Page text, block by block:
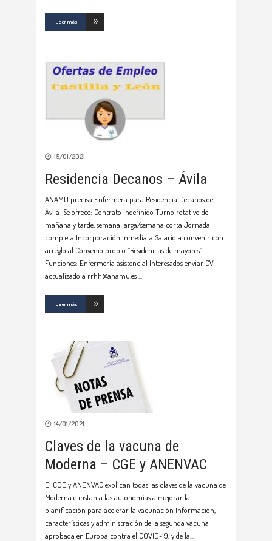
Leer más
15/01/2021
Residencia Decanos – Ávila
ANAMU precisa Enfermera para Residencia Decanos de
Ávila Se ofrece: Contrato indefinido Turno rotativo de
mañana y tarde, semana larga/semana corta Jornada
completa Incorporación Inmediata Salario a convenir con
arreglo al Convenio propio “Residencias de mayores”
Funciones: Enfermería asistencial Interesados enviar CV
actualizado a rrhh@anamu.es
Leer más
14/01/2021
Claves de la vacuna de
Moderna – CGE y ANENVAC
El CGE y ANENVAC explican todas las claves de la vacuna de
Moderna e instan a las autonomías a mejorar la
planificación para acelerar la vacunación Información,
características y administración de la segunda vacuna
aprobada en Europa contra el COVID-19, y de la